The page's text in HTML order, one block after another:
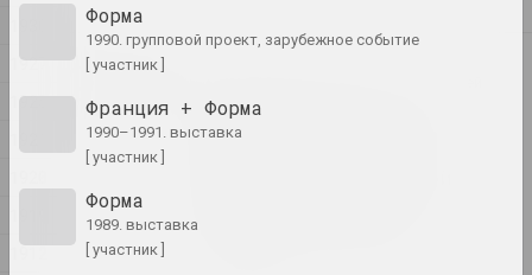
1927
1925
1912
2023
Республики Беларусь
"Бабочка с пламенными
Форма
1990. групповой проект, зарубежное событие
[ участник ]
Франция + Форма
1990–1991. выставка
[ участник ]
Форма
1989. выставка
[ участник ]